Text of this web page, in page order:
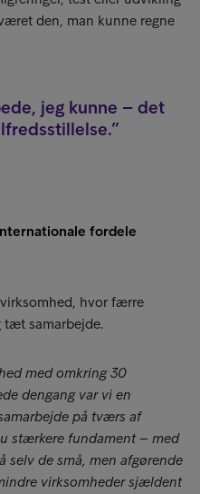
den, man kunne regne
jeg kunne – det
fordele
hvor færre
tæt samarbejde.
med omkring 30
dengang var vi en
på tværs af
stærkere fundament – med
selv de små, men afgørende
virksomheder sjældent